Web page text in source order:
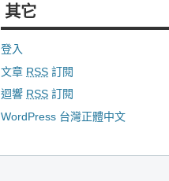
其它
登入
文章 RSS 訂閱
迴響 RSS 訂閱
WordPress 台灣正體中文